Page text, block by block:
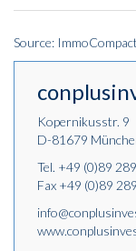
Source: ImmoCompact
Kopernikusstr. 9
D-81679
Tel. +49 (0)89
Fax +49 (0)89